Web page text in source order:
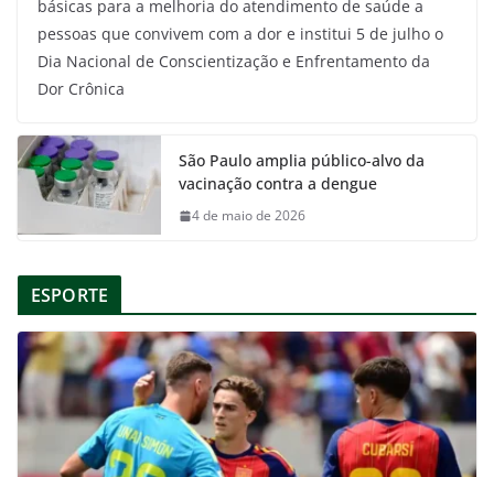
básicas para a melhoria do atendimento de saúde a
pessoas que convivem com a dor e institui 5 de julho o
Dia Nacional de Conscientização e Enfrentamento da
Dor Crônica
São Paulo amplia público-alvo da
vacinação contra a dengue
4 de maio de 2026
ESPORTE